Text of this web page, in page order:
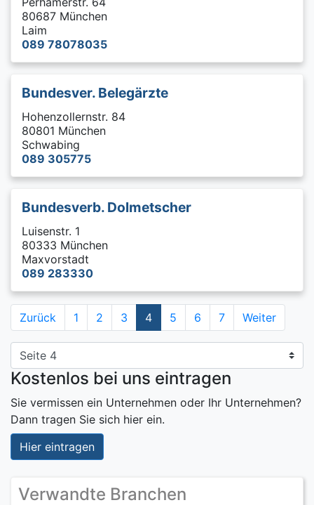
80687 München
Laim
089 78078035
Bundesver. Belegärzte
Hohenzollernstr. 84
80801 München
Schwabing
089 305775
Bundesverb. Dolmetscher
Luisenstr. 1
80333 München
Maxvorstadt
089 283330
Zurück 1 2 3 4 5 6 7 Weiter
Kostenlos bei uns eintragen
Sie vermissen ein Unternehmen oder Ihr Unternehmen?
Dann tragen Sie sich hier ein.
Hier eintragen
Verwandte Branchen